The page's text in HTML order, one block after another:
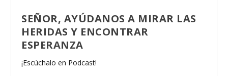
SEÑOR, AYÚDANOS A MIRAR LAS
HERIDAS Y ENCONTRAR
ESPERANZA
¡Escúchalo en Podcast!